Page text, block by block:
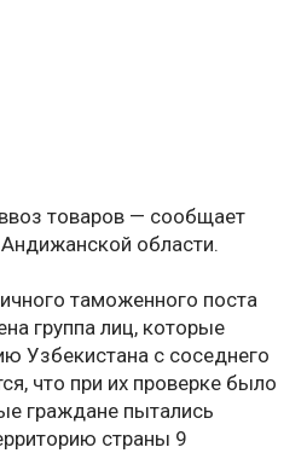
товаров — сообщает
области.
таможенного поста
группа лиц, которые
Узбекистана с соседнего
что при их проверке было
граждане пытались
страны 9